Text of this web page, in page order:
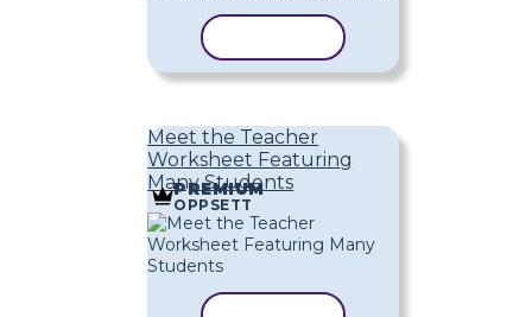
Meet the Teacher
Worksheet Featuring
Many Students
PREMIUM
OPPSETT